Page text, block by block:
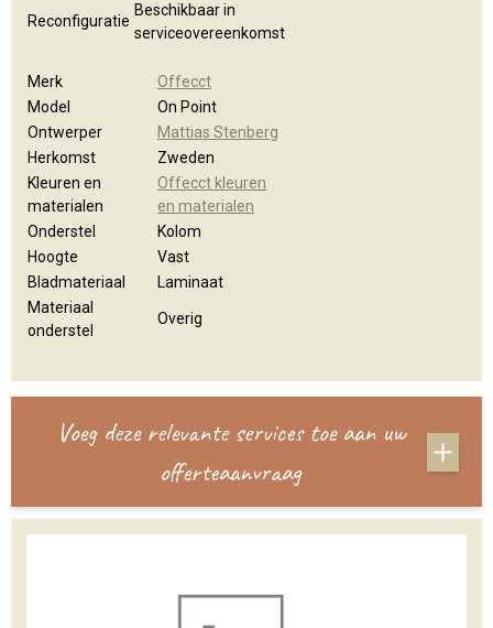
Reconfiguratie
Beschikbaar in
serviceovereenkomst
Merk
Offecct
Model
On Point
Ontwerper
Mattias Stenberg
Herkomst
Zweden
Kleuren en
materialen
Offecct kleuren
en materialen
Onderstel
Kolom
Hoogte
Vast
Bladmateriaal
Laminaat
Materiaal
onderstel
Overig
Voeg deze relevante services toe aan uw
offerteaanvraag